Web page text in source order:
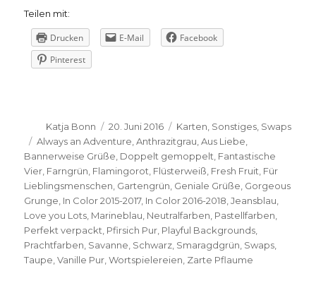
Teilen mit:
Drucken E-Mail
Facebook
Pinterest
Autor
Katja Bonn
Veröffentlicht
am
20. Juni 2016 Kategorien
Karten Sonstiges Swaps
Schlagwörter
Always an Adventure ,Anthrazitgrau ,Aus Liebe
Bannerweise Grüße Doppelt gemoppelt Fantastische
Vier Farngrün Flamingorot Flüsterweiß Fresh Fruit Für
Lieblingsmenschen Gartengrün Geniale Grüße Gorgeous
Grunge In Color 2015-2017, In Color 2016-2018 ,Jeansblau
Love you Lots Marineblau Neutralfarben Pastellfarben
Perfekt verpackt Pfirsich Pur Playful Backgrounds
Prachtfarben Savanne Schwarz Smaragdgrün Swaps
Taupe ,Vanille Pur ,Wortspielereien Zarte Pflaume